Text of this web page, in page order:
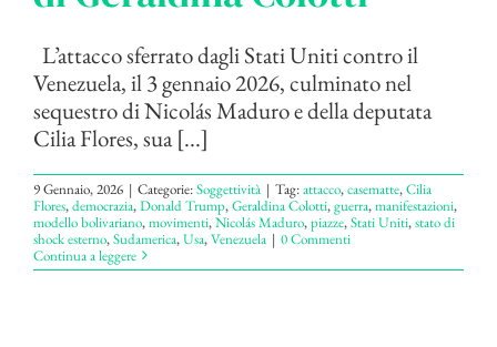
L’attacco sferrato dagli Stati Uniti contro il
Venezuela, il 3 gennaio 2026, culminato nel
sequestro di Nicolás Maduro e della deputata
Cilia Flores, sua [...]
9 Gennaio, 2026 | Categorie:Soggettività | Tag:attacco,casematte,Cilia
Flores,democrazia,Donald Trump,Geraldina Colotti,guerra,manifestazioni,
modello bolivariano,movimenti,Nicolás Maduro,piazze,Stati Uniti,stato di
shock esterno,Sudamerica,Usa,Venezuela | 0 Commenti
Continua a leggere